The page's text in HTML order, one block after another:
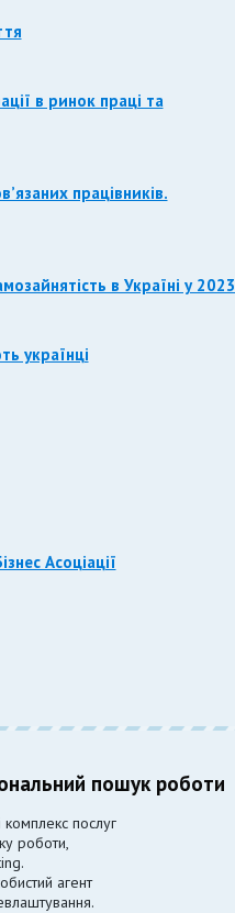
в ринок праці та
працівників.
в Україні у 2023
українці
Асоціації
пошук роботи
послуг
роботи,
агент